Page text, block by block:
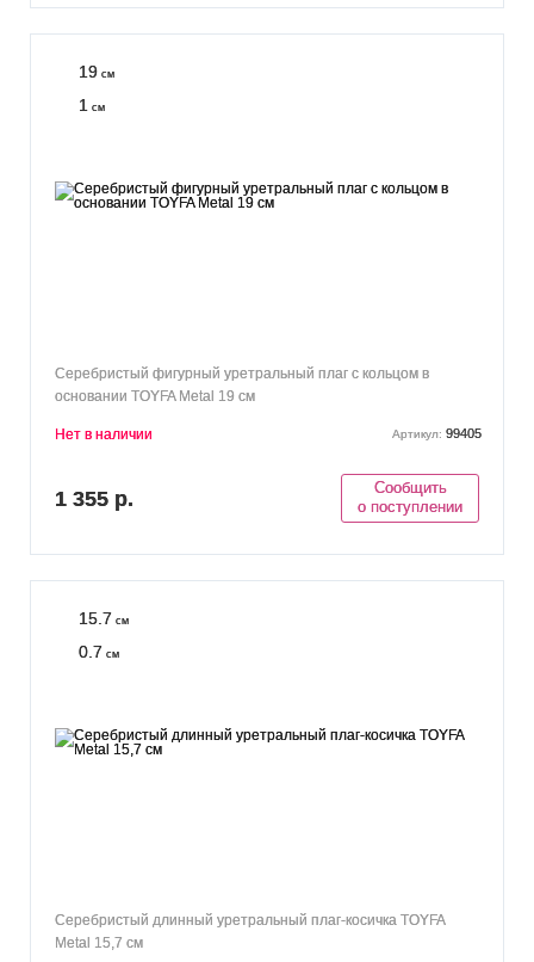
19 см
1 см
Серебристый фигурный уретральный плаг с кольцом в
основании TOYFA Metal 19 см
Нет в наличии Артикул: 99405
1 355 р.
Сообщить
о поступлении
15.7 см
0.7 см
Серебристый длинный уретральный плаг-косичка TOYFA
Metal 15,7 см